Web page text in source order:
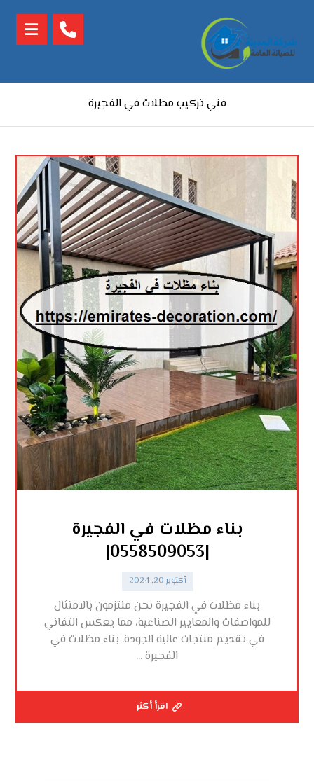
فني تركيب مظلات في الفجيرة
بناء مظلات في الفجيرة
|0558509053|
أكتوبر 20, 2024
بناء مظلات في الفجيرة نحن ملتزمون بالامتثال
للمواصفات والمعايير الصناعية، مما يعكس التفاني
في تقديم منتجات عالية الجودة. بناء مظلات في
الفجيرة ...
اقرأ أكثر